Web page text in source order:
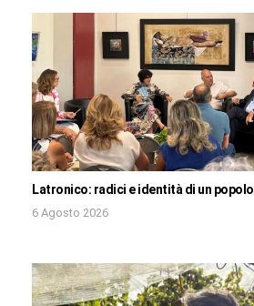
Latronico: radici e identità di un popolo
6 Agosto 2026